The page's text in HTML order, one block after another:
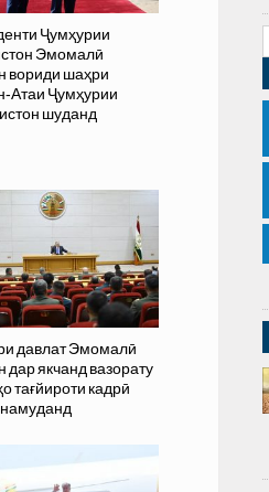
Ҷумҳурии
Эмомалӣ
вориди шаҳри
Атаи Ҷумҳурии
шуданд
давлат Эмомалӣ
дар якчанд вазорату
тағйироти кадрӣ